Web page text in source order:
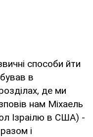
способи йти
в
де ми
нам Міхаель
Ізраілю в США) -
і